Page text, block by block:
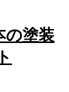
の塗装